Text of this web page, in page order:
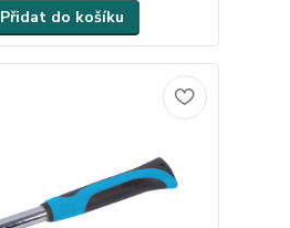
Přidat do košíku